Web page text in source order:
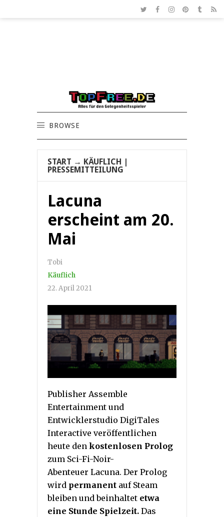
BROWSE
START → KÄUFLICH
PRESSEMITTEILUNG
Lacuna
erscheint am 20.
Mai
Tobi
Käuflich
22. April 2021
Publisher Assemble
Entertainment und
Entwicklerstudio DigiTales
Interactive veröffentlichen
heute den kostenlosen Prolog
zum Sci-Fi-Noir-
Abenteuer Lacuna. Der Prolog
wird permanent auf Steam
bleiben und beinhaltet etwa
eine Stunde Spielzeit. Das